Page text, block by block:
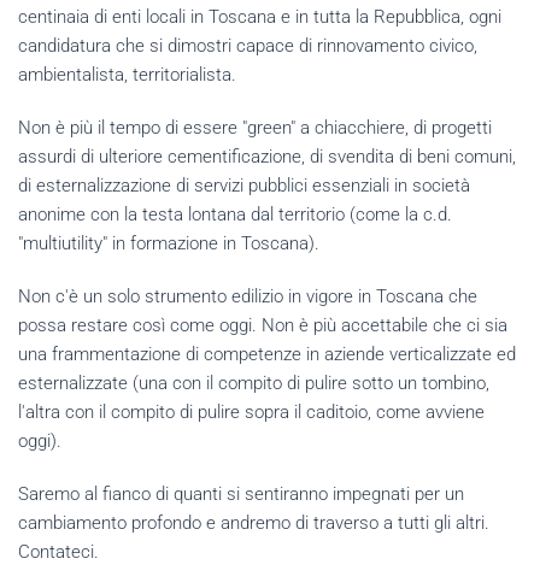
centinaia di enti locali in Toscana e in tutta la Repubblica, ogni
candidatura che si dimostri capace di rinnovamento civico,
ambientalista, territorialista.
Non è più il tempo di essere "green" a chiacchiere, di progetti
assurdi di ulteriore cementificazione, di svendita di beni comuni,
di esternalizzazione di servizi pubblici essenziali in società
anonime con la testa lontana dal territorio (come la c.d.
"multiutility" in formazione in Toscana).
Non c'è un solo strumento edilizio in vigore in Toscana che
possa restare così come oggi. Non è più accettabile che ci sia
una frammentazione di competenze in aziende verticalizzate ed
esternalizzate (una con il compito di pulire sotto un tombino,
l'altra con il compito di pulire sopra il caditoio, come avviene
oggi).
Saremo al fianco di quanti si sentiranno impegnati per un
cambiamento profondo e andremo di traverso a tutti gli altri.
Contateci.